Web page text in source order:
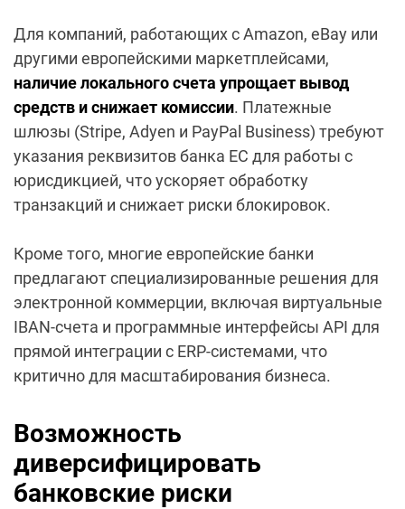
Для компаний, работающих с Amazon, eBay или
другими европейскими маркетплейсами,
наличие локального счета упрощает вывод
средств и снижает комиссии. Платежные
шлюзы (Stripe, Adyen и PayPal Business) требуют
указания реквизитов банка ЕС для работы с
юрисдикцией, что ускоряет обработку
транзакций и снижает риски блокировок.
Кроме того, многие европейские банки
предлагают специализированные решения для
электронной коммерции, включая виртуальные
IBAN-счета и программные интерфейсы API для
прямой интеграции с ERP-системами, что
критично для масштабирования бизнеса.
Возможность
диверсифицировать
банковские риски